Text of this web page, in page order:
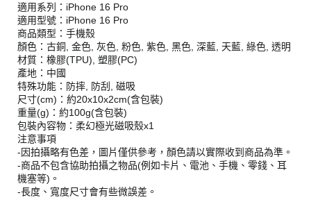
適用系列：iPhone 16 Pro
適用型號：iPhone 16 Pro
商品類型：手機殼
顏色：古銅, 金色, 灰色, 粉色, 紫色, 黑色, 深藍, 天藍, 綠色, 透明
材質：橡膠(TPU), 塑膠(PC)
產地：中國
特殊功能：防摔, 防刮, 磁吸
尺寸(cm)：約20x10x2cm(含包裝)
重量(g)：約100g(含包裝)
包裝內容物：柔幻極光磁吸殼x1
注意事項
-因拍攝略有色差，圖片僅供參考，顏色請以實際收到商品為準。
-商品不包含協助拍攝之物品(例如卡片、電池、手機、零錢、耳
機塞等)。
-長度、寬度尺寸會有些微誤差。